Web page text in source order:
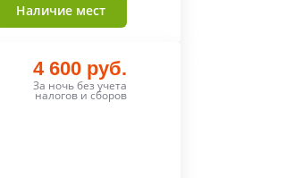
Наличие мест
4 600 руб.
За ночь без учета
налогов и сборов